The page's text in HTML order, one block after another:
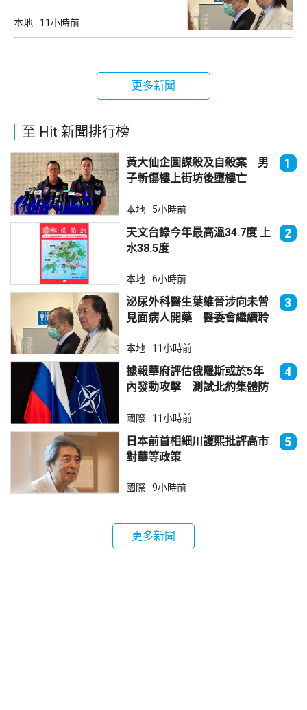
本地 11小時前
更多新聞
至 Hit 新聞排行榜
黃大仙企圖謀殺及自殺案 男
子斬傷樓上街坊後墮樓亡
1
本地 5小時前
天文台錄今年最高溫34.7度 上
水38.5度
2
本地 6小時前
泌尿外科醫生葉維晉涉向未曾
見面病人開藥 醫委會繼續聆
3
本地 11小時前
據報華府評估俄羅斯或於5年
內發動攻擊 測試北約集體防
4
國際 11小時前
日本前首相細川護熙批評高市
對華等政策
5
國際 9小時前
更多新聞